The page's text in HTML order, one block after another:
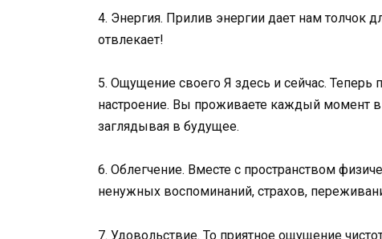
4. Энергия. Прилив энергии дает нам толчок
отвлекает!
5. Ощущение своего Я здесь и сейчас. Теперь
настроение. Вы проживаете каждый момент
заглядывая в будущее.
6. Облегчение. Вместе с пространством
ненужных воспоминаний, страхов,
7. Удовольствие. То приятное ощущение